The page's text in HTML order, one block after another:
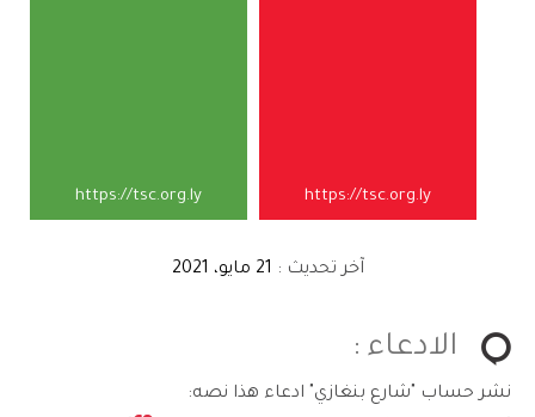
https://tsc.org.ly https://tsc.org.ly
آخر تحديث : 21 مايو، 2021
الادعاء :
نشر حساب "شارع بنغازي" ادعاء هذا نصه: